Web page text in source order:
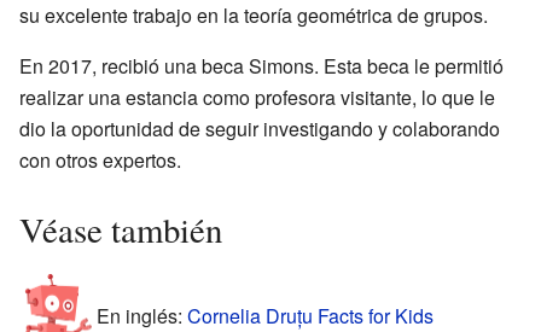
su excelente trabajo en la teoría geométrica de grupos.
En 2017, recibió una beca Simons. Esta beca le permitió
realizar una estancia como profesora visitante, lo que le
dio la oportunidad de seguir investigando y colaborando
con otros expertos.
Véase también
En inglés: Cornelia Druțu Facts for Kids